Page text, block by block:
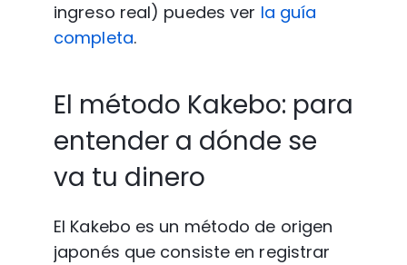
ingreso real) puedes ver la guía
completa.
El método Kakebo: para
entender a dónde se
va tu dinero
El Kakebo es un método de origen
japonés que consiste en registrar